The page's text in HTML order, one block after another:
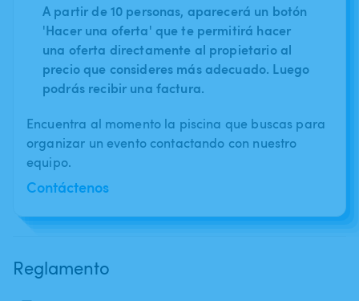
A partir de 10 personas, aparecerá un botón
'Hacer una oferta' que te permitirá hacer
una oferta directamente al propietario al
precio que consideres más adecuado. Luego
podrás recibir una factura.
Encuentra al momento la piscina que buscas para
organizar un evento contactando con nuestro
equipo.
Contáctenos
Reglamento